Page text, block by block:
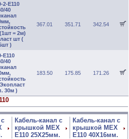
2-E110
40
= 2м)
шт (
)
367.01 351.71 342.54
E110
40
30м )
183.50 175.85 171.26
Кабель-канал c
крышкой MEX
E110 25Х25мм.
Кабель-канал c
крышкой MEX
E110 40Х16мм.